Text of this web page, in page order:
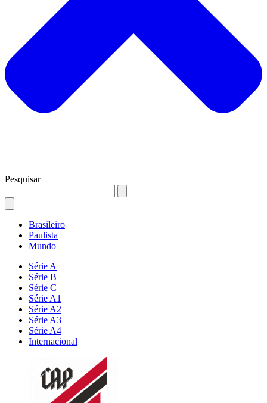
Pesquisar
Brasileiro
Paulista
Mundo
Série A
Série B
Série C
Série A1
Série A2
Série A3
Série A4
Internacional